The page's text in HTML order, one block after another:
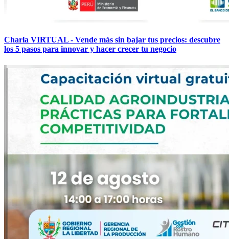
Charla VIRTUAL - Vende más sin bajar tus precios: descubre
los 5 pasos para innovar y hacer crecer tu negocio